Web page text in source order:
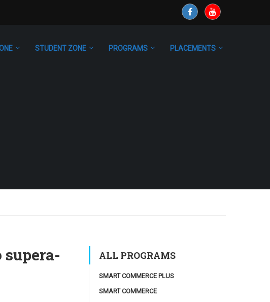
STUDENT ZONE PROGRAMS PLACEMENTS
supera-
ALL PROGRAMS
SMART COMMERCE PLUS
SMART COMMERCE